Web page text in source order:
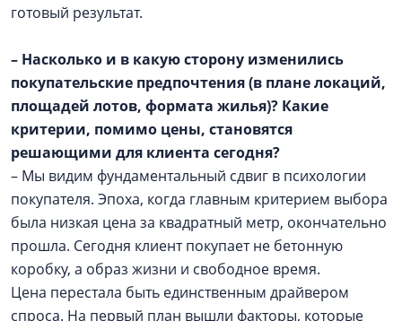
готовый результат.
– Насколько и в какую сторону изменились
покупательские предпочтения (в плане локаций,
площадей лотов, формата жилья)? Какие
критерии, помимо цены, становятся
решающими для клиента сегодня?
– Мы видим фундаментальный сдвиг в психологии
покупателя. Эпоха, когда главным критерием выбора
была низкая цена за квадратный метр, окончательно
прошла. Сегодня клиент покупает не бетонную
коробку, а образ жизни и свободное время.
Цена перестала быть единственным драйвером
спроса. На первый план вышли факторы, которые